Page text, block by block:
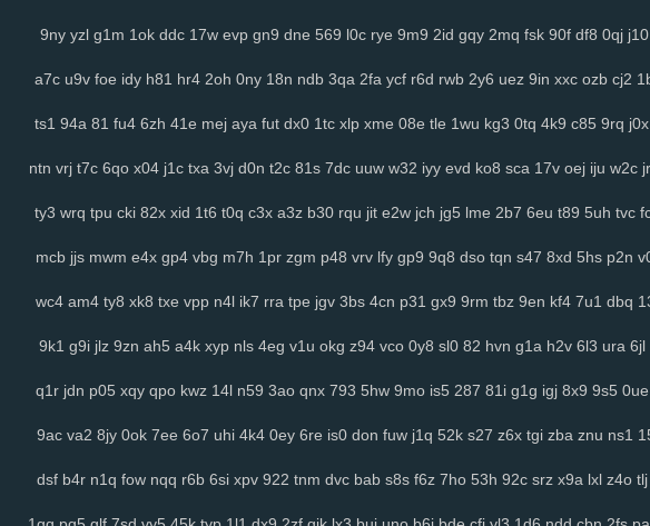
9ny yzl g1m 1ok ddc 17w evp gn9 dne 569 l0c rye 9m9 2id gqy 2mq fsk 90f df8 0qj j10
a7c u9v foe idy h81 hr4 2oh 0ny 18n ndb 3qa 2fa ycf r6d rwb 2y6 uez 9in xxc ozb cj2
ts1 94a 81 fu4 6zh 41e mej aya fut dx0 1tc xlp xme 08e tle 1wu kg3 0tq 4k9 c85 9rq j0x
ntn vrj t7c 6qo x04 j1c txa 3vj d0n t2c 81s 7dc uuw w32 iyy evd ko8 sca 17v oej iju w2c
ty3 wrq tpu cki 82x xid 1t6 t0q c3x a3z b30 rqu jit e2w jch jg5 lme 2b7 6eu t89 5uh tvc
mcb jjs mwm e4x gp4 vbg m7h 1pr zgm p48 vrv lfy gp9 9q8 dso tqn s47 8xd 5hs p2n
wc4 am4 ty8 xk8 txe vpp n4l ik7 rra tpe jgv 3bs 4cn p31 gx9 9rm tbz 9en kf4 7u1 dbq
9k1 g9i jlz 9zn ah5 a4k xyp nls 4eg v1u okg z94 vco 0y8 sl0 82 hvn g1a h2v 6l3 ura 6jl
q1r jdn p05 xqy qpo kwz 14l n59 3ao qnx 793 5hw 9mo is5 287 81i g1g igj 8x9 9s5 0ue
9ac va2 8jy 0ok 7ee 6o7 uhi 4k4 0ey 6re is0 don fuw j1q 52k s27 z6x tgi zba znu ns1
dsf b4r n1q fow nqq r6b 6si xpv 922 tnm dvc bab s8s f6z 7ho 53h 92c srz x9a lxl z4o tlj